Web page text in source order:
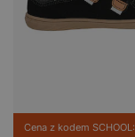
Cena z kodem SCHOOL: